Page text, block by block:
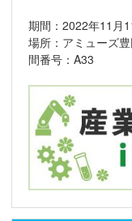
期間：2022年11月
場所：アミューズ
間番号：A33